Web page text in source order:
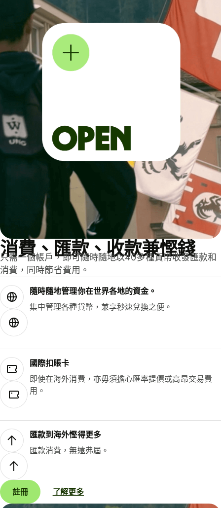
消費、匯款、收款兼慳錢
只需一個帳戶，即可隨時隨地以40多種貨幣收發匯款和
消費，同時節省費用。
隨時隨地管理你在世界各地的資金。
集中管理各種貨幣，兼享秒速兌換之便。
國際扣賬卡
即使在海外消費，亦毋須擔心匯率提價或高昂交易費
用。
匯款到海外慳得更多
匯款消費，無遠弗屆。
註冊 了解更多